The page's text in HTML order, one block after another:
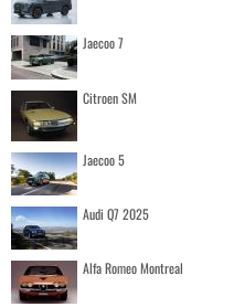
Jaecoo 7
Citroen SM
Jaecoo 5
Audi Q7 2025
Alfa Romeo Montreal